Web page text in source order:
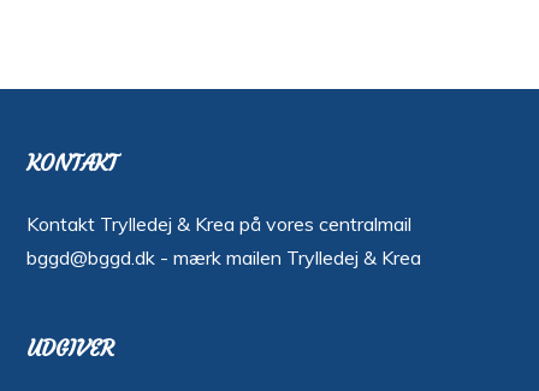
KONTAKT
Kontakt Trylledej & Krea på vores centralmail
bggd@bggd.dk - mærk mailen Trylledej & Krea
UDGIVER